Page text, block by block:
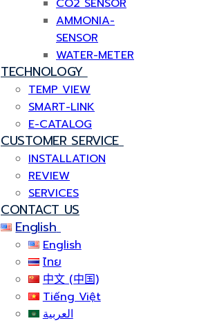
CO2 SENSOR
AMMONIA-
SENSOR
WATER-METER
TECHNOLOGY
TEMP VIEW
SMART-LINK
E-CATALOG
CUSTOMER SERVICE
INSTALLATION
REVIEW
SERVICES
CONTACT US
English
English
ไทย
中文 (中国)
Tiếng Việt
العربية